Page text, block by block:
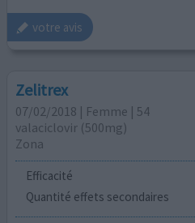
votre avis
Zelitrex
07/02/2018 | Femme | 54
valaciclovir (500mg)
Zona
Efficacité
Quantité effets secondaires